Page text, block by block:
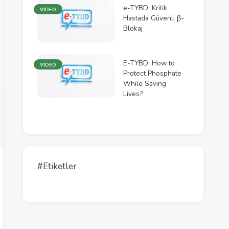
VİDEO
e-TYBD: Kritik
Hastada Güvenli β-
Blokaj
VİDEO
E-TYBD: How to
Protect Phosphate
While Saving
Lives?
#Etiketler